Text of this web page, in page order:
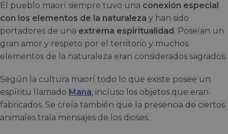
El pueblo maorí siempre tuvo una conexión especial
con los elementos de la naturaleza y han sido
portadores de una extrema espiritualidad . Poseían un
gran amor y respeto por el territorio y muchos
elementos de la naturaleza eran considerados sagrados.
Según la cultura maorí todo lo que existe posee un
espíritu llamado Mana, incluso los objetos que eran
fabricados. Se creía también que la presencia de ciertos
animales traía mensajes de los dioses.